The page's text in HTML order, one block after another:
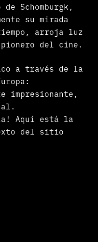
Schomburgk,
su mirada
arroja luz
pionero del cine.
a través de la
impresionante,
Aquí está la
del sitio